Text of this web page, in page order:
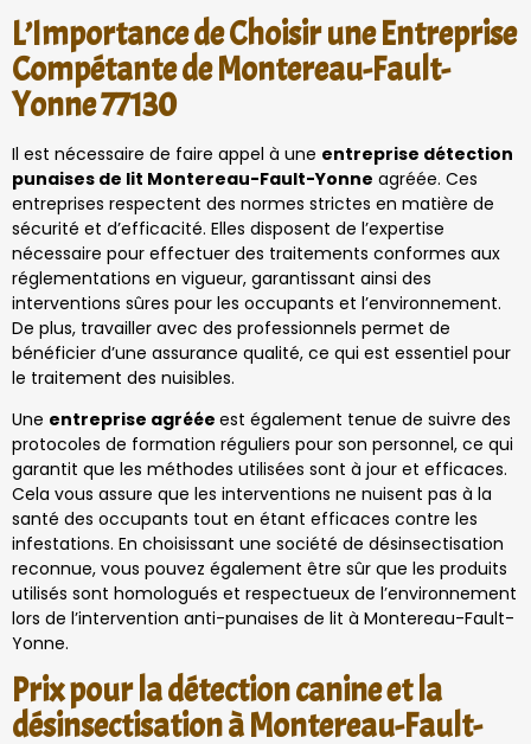
L’Importance de Choisir une Entreprise
Compétante de Montereau-Fault-
Yonne 77130
Il est nécessaire de faire appel à une entreprise détection
punaises de lit Montereau-Fault-Yonne agréée. Ces
entreprises respectent des normes strictes en matière de
sécurité et d’efficacité. Elles disposent de l’expertise
nécessaire pour effectuer des traitements conformes aux
réglementations en vigueur, garantissant ainsi des
interventions sûres pour les occupants et l’environnement.
De plus, travailler avec des professionnels permet de
bénéficier d’une assurance qualité, ce qui est essentiel pour
le traitement des nuisibles.
Une entreprise agréée est également tenue de suivre des
protocoles de formation réguliers pour son personnel, ce qui
garantit que les méthodes utilisées sont à jour et efficaces.
Cela vous assure que les interventions ne nuisent pas à la
santé des occupants tout en étant efficaces contre les
infestations. En choisissant une société de désinsectisation
reconnue, vous pouvez également être sûr que les produits
utilisés sont homologués et respectueux de l’environnement
lors de l’intervention anti-punaises de lit à Montereau-Fault-
Yonne.
Prix pour la détection canine et la
désinsectisation à Montereau-Fault-